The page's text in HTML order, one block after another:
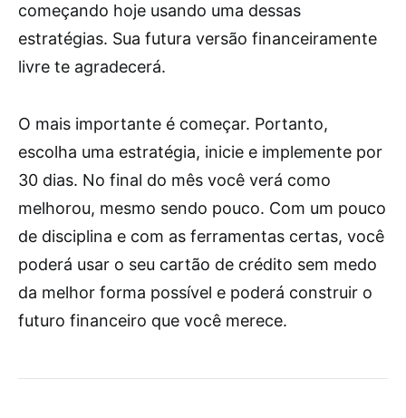
começando hoje usando uma dessas
estratégias. Sua futura versão financeiramente
livre te agradecerá.
O mais importante é começar. Portanto,
escolha uma estratégia, inicie e implemente por
30 dias. No final do mês você verá como
melhorou, mesmo sendo pouco. Com um pouco
de disciplina e com as ferramentas certas, você
poderá usar o seu cartão de crédito sem medo
da melhor forma possível e poderá construir o
futuro financeiro que você merece.